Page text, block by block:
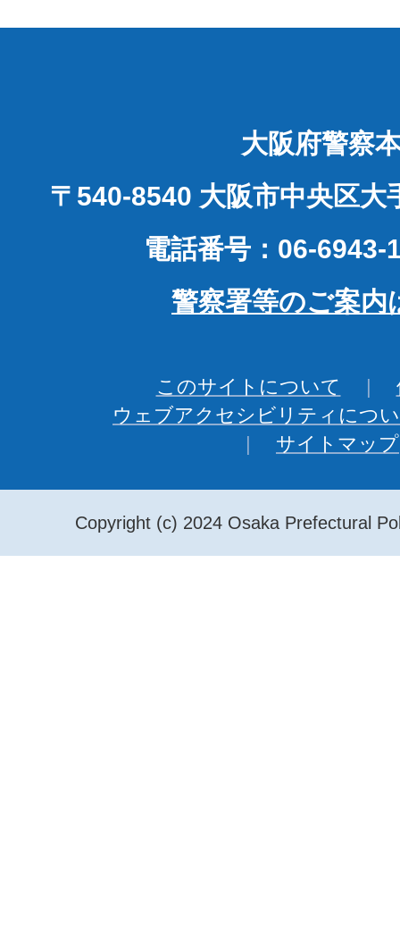
大阪府警察
〒540-8540 大阪市中央区大
電話番号：06-6943-
警察署等のご案内
このサイトについて
ウェブアクセシビリティにつ
サイトマップ
Copyright (c) 2024 Osaka Prefectural